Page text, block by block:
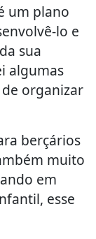
um plano
lo e
sua
algumas
organizar
berçários
muito
em
esse